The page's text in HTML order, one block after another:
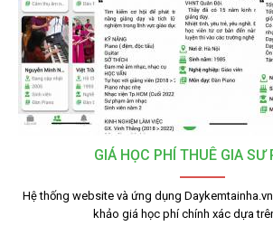
GIÁ HỌC PHÍ THUÊ GIA SƯ
Hệ thống website và ứng dụng
khảo giá học phí chính xác dựa